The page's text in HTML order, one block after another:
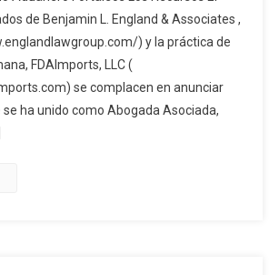
Y
De
De
La
de Benjamin L. England & Associates ,
) y la práctica de
FDAImports, LLC (
se complacen en anunciar
se ha unido como Abogada Asociada,